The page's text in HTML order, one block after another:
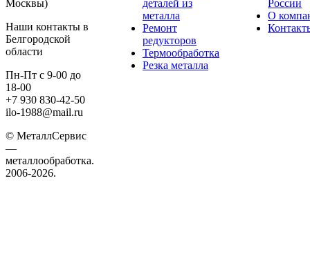
Москвы)
Наши контакты в
Белгородской
области
Пн-Пт с 9-00 до
18-00
+7 930 830-42-50
ilo-1988@mail.ru
© МеталлСервис
—
металлообработка.
2006-2026.
деталей из
металла
Ремонт
редукторов
Термообработка
Резка металла
России
О